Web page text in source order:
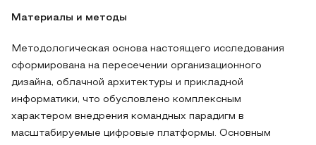
Материалы и методы
Методологическая основа настоящего исследования
сформирована на пересечении организационного
дизайна, облачной архитектуры и прикладной
информатики, что обусловлено комплексным
характером внедрения командных парадигм в
масштабируемые цифровые платформы. Основным